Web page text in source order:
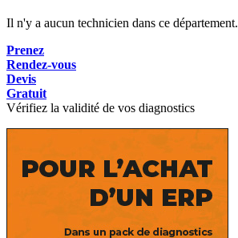
Il n'y a aucun technicien dans ce département.
Prenez
Rendez-vous
Devis
Gratuit
Vérifiez la validité de vos diagnostics